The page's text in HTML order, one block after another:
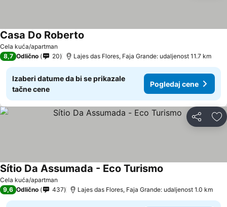
Cela kuća/apartman
Casa Do Roberto
8,7 Odlično 20 Lajes das Flores, Faja Grande: udaljenost 11.7 km
Izaberi datume da bi se prikazale
tačne cene
Pogledaj cene
Deli
Cela kuća/apartman
Sítio Da Assumada - Eco Turismo
9,6 Odlično 437 Lajes das Flores, Faja Grande: udaljenost 1.0 km